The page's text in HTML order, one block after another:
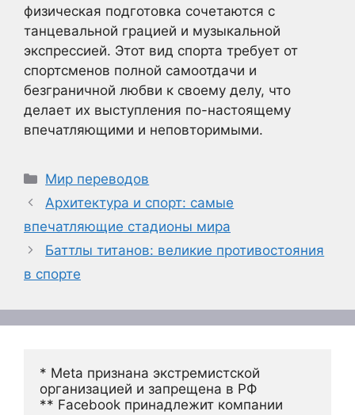
физическая подготовка сочетаются с
танцевальной грацией и музыкальной
экспрессией. Этот вид спорта требует от
спортсменов полной самоотдачи и
безграничной любви к своему делу, что
делает их выступления по-настоящему
впечатляющими и неповторимыми.
Рубрики
Мир переводов
Архитектура и спорт: самые
впечатляющие стадионы мира
Баттлы титанов: великие противостояния
в спорте
* Meta признана экстремистской
организацией и запрещена в РФ
** Facebook принадлежит компании